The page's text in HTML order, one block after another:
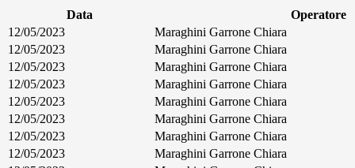
Data
Operatore
12/05/2023
Maraghini Garrone Chiara
12/05/2023
Maraghini Garrone Chiara
12/05/2023
Maraghini Garrone Chiara
12/05/2023
Maraghini Garrone Chiara
12/05/2023
Maraghini Garrone Chiara
12/05/2023
Maraghini Garrone Chiara
12/05/2023
Maraghini Garrone Chiara
12/05/2023
Maraghini Garrone Chiara